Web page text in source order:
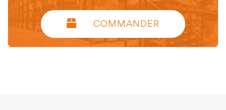
COMMANDER